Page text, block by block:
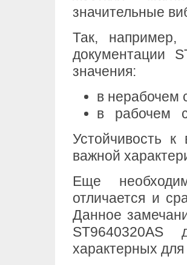
значительные
Так, например,
документации
значения:
в нерабочем
в рабочем
Устойчивость
важной
Еще
отличается и
Данное
ST9640320AS
характерных